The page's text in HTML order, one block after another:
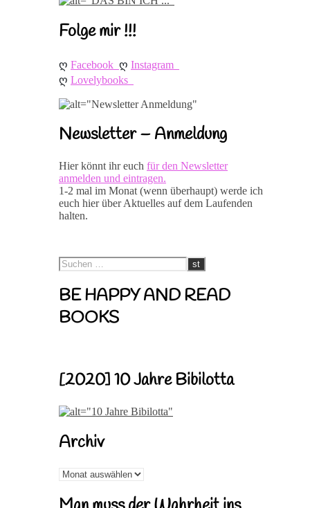
Folge mir !!!
ღ Facebook ღ Instagram
ღ Lovelybooks
Newsletter – Anmeldung
Hier könnt ihr euch für den Newsletter
anmelden und eintragen.
1-2 mal im Monat (wenn überhaupt) werde ich
euch hier über Aktuelles auf dem Laufenden
halten.
BE HAPPY AND READ
BOOKS
[2020] 10 Jahre Bibilotta
Archiv
Archiv